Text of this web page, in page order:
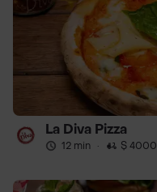
La Diva Pizza
12 min · $ 4000